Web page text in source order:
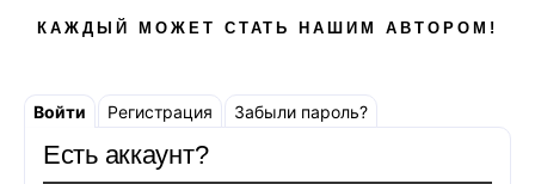
КАЖДЫЙ МОЖЕТ СТАТЬ НАШИМ АВТОРОМ!
Войти Регистрация Забыли пароль?
Есть аккаунт?